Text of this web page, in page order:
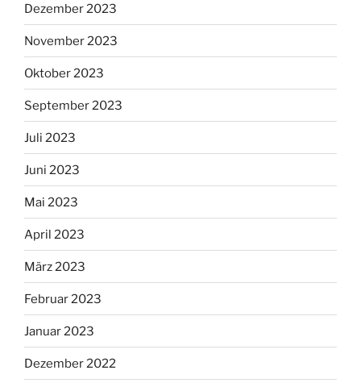
Dezember 2023
November 2023
Oktober 2023
September 2023
Juli 2023
Juni 2023
Mai 2023
April 2023
März 2023
Februar 2023
Januar 2023
Dezember 2022